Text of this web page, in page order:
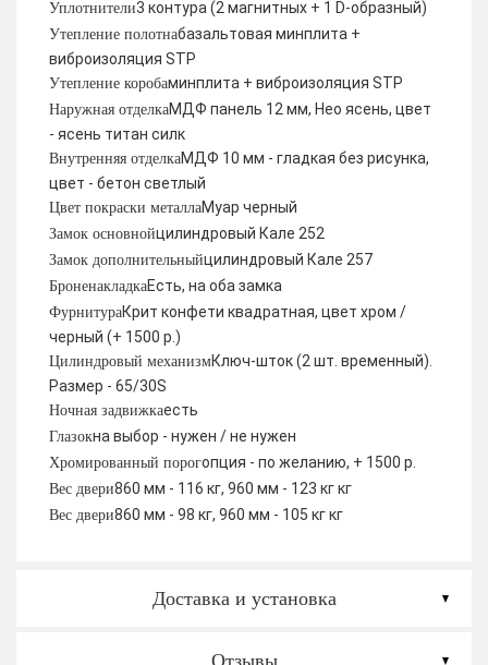
Уплотнители3 контура (2 магнитных + 1 D-образный)
Утепление полотнабазальтовая минплита +
виброизоляция STP
Утепление коробаминплита + виброизоляция STP
Наружная отделкаМДФ панель 12 мм, Нео ясень, цвет
- ясень титан силк
Внутренняя отделкаМДФ 10 мм - гладкая без рисунка,
цвет - бетон светлый
Цвет покраски металлаМуар черный
Замок основнойцилиндровый Кале 252
Замок дополнительныйцилиндровый Кале 257
БроненакладкаЕсть, на оба замка
ФурнитураКрит конфети квадратная, цвет хром /
черный (+ 1500 р.)
Цилиндровый механизмКлюч-шток (2 шт. временный).
Размер - 65/30S
Ночная задвижкаесть
Глазокна выбор - нужен / не нужен
Хромированный порогопция - по желанию, + 1500 р.
Вес двери860 мм - 116 кг, 960 мм - 123 кг кг
Вес двери860 мм - 98 кг, 960 мм - 105 кг кг
Доставка и установка
Отзывы